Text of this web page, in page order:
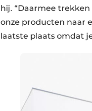
hij. “Daarmee
onze producten naar
laatste plaats omdat